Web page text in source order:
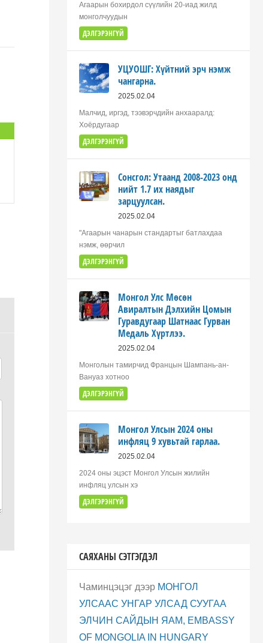
Агаарын бохирдол сүүлийн 20-иад жилд
монголчуудын
ДЭЛГЭРЭНГҮЙ
УЦУОШГ: Хүйтний эрч нэмж
чангарна.
2025.02.04
Малчид, иргэд, тээвэрчдийн анхааралд:
Хоёрдугаар
ДЭЛГЭРЭНГҮЙ
Сонсгол: Утаанд 2008-2023 онд
нийт 1.7 их наядыг
зарцуулсан.
2025.02.04
"Агаарын чанарын стандартыг батлахдаа
нэмж, өөрчил
ДЭЛГЭРЭНГҮЙ
Монгол Улс Мөсөн
Авиралтын Дэлхийн Цомын
Гуравдугаар Шатнаас Гурван
Медаль Хүртлээ.
2025.02.04
Монголын тамирчид Францын Шампань-ан-
Вануаз хотноо
ДЭЛГЭРЭНГҮЙ
Монгол Улсын 2024 оны
инфляц 9 хувьтай гарлаа.
2025.02.04
2024 оны эцэст Монгол Улсын жилийн
инфляц улсын хэ
ДЭЛГЭРЭНГҮЙ
САЯХАНЫ СЭТГЭГДЭЛ
Чаминцэцэгдээр МОНГОЛ
УЛСААС УНГАР УЛСАД СУУГАА
ЭЛЧИН САЙДЫН ЯАМ, EMBASSY
OF MONGOLIA IN HUNGARY